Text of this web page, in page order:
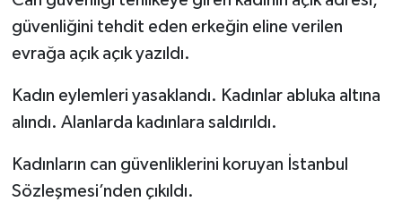
güvenliğini tehdit eden erkeğin eline verilen
evrağa açık açık yazıldı.
Kadın eylemleri yasaklandı. Kadınlar abluka altına
alındı. Alanlarda kadınlara saldırıldı.
Kadınların can güvenliklerini koruyan İstanbul
Sözleşmesi’nden çıkıldı.